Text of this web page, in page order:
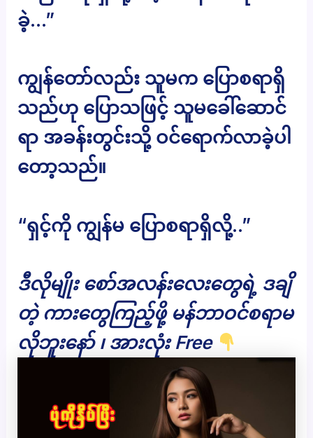
ခဲ့…”
ကျွန်တော်လည်း သူမက ပြောစရာရှိ
သည်ဟု ပြောသဖြင့် သူမခေါ်ဆောင်
ရာ အခန်းတွင်းသို့ ဝင်ရောက်လာခဲ့ပါ
တော့သည်။
“ရှင့်ကို ကျွန်မ ပြောစရာရှိလို့..”
ဒီလိုမျိုး စော်အလန်းလေးတွေရဲ့ ဒချိ
တဲ့ ကားတွေကြည့်ဖို့ မန်ဘာဝင်စရာမ
လိုဘူးနော် ၊ အားလုံး Free